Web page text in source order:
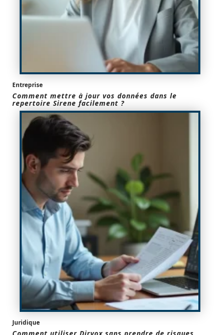
Entreprise
Comment mettre à jour vos données dans le
repertoire Sirene facilement ?
Juridique